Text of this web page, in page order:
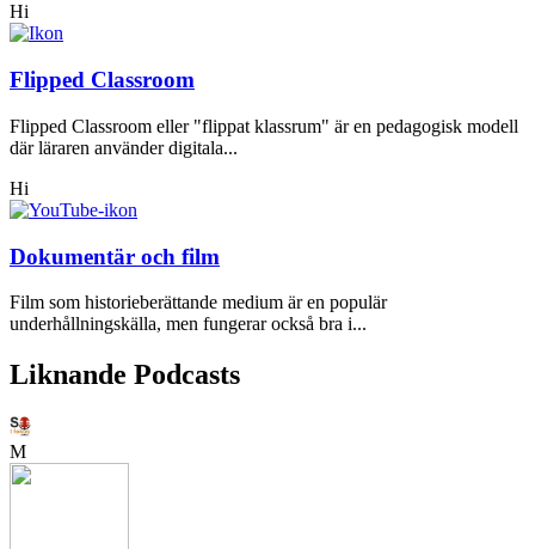
Hi
Flipped Classroom
Flipped Classroom eller "flippat klassrum" är en pedagogisk modell
där läraren använder digitala...
Hi
Dokumentär och film
Film som historieberättande medium är en populär
underhållningskälla, men fungerar också bra i...
Liknande Podcasts
M